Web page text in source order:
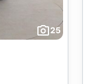
25